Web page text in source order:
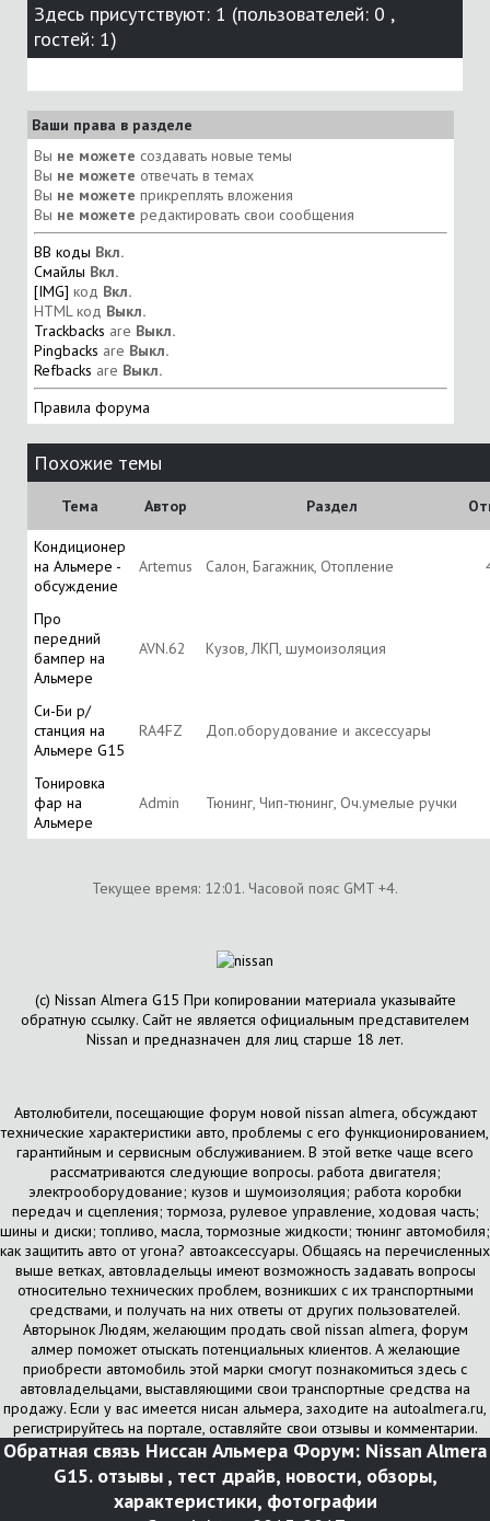
Здесь присутствуют: 1 (пользователей: 0 ,
гостей: 1)
Ваши права в разделе
Вы не можете создавать новые темы
Вы не можете отвечать в темах
Вы не можете прикреплять вложения
Вы не можете редактировать свои сообщения
BB коды Вкл.
Смайлы Вкл.
[IMG] код Вкл.
HTML код Выкл.
Trackbacks are Выкл.
Pingbacks are Выкл.
Refbacks are Выкл.
Правила форума
Похожие темы
Тема Автор Раздел
Кондиционер
на Альмере -
обсуждение
Artemus Салон, Багажник, Отопление
Про
передний
бампер на
Альмере
AVN.62 Кузов, ЛКП, шумоизоляция
Си-Би р/
станция на
Альмере G15
RA4FZ Доп.оборудование и аксессуары
Тонировка
фар на
Альмере
Аdmin Тюнинг, Чип-тюнинг, Оч.умелые ручки
Текущее время: 12:01. Часовой пояс GMT +4.
(с) Nissan Almera G15 При копировании материала указывайте
обратную ссылку. Сайт не является официальным представителем
Nissan и предназначен для лиц старше 18 лет.
Автолюбители, посещающие форум новой nissan almera, обсуждают
технические характеристики авто, проблемы с его функционированием,
гарантийным и сервисным обслуживанием. В этой ветке чаще всего
рассматриваются следующие вопросы. работа двигателя;
электрооборудование; кузов и шумоизоляция; работа коробки
передач и сцепления; тормоза, рулевое управление, ходовая часть;
шины и диски; топливо, масла, тормозные жидкости; тюнинг автомобиля;
как защитить авто от угона? автоаксессуары. Общаясь на перечисленных
выше ветках, автовладельцы имеют возможность задавать вопросы
относительно технических проблем, возникших с их транспортными
средствами, и получать на них ответы от других пользователей.
Авторынок Людям, желающим продать свой nissan almera, форум
алмер поможет отыскать потенциальных клиентов. А желающие
приобрести автомобиль этой марки смогут познакомиться здесь с
автовладельцами, выставляющими свои транспортные средства на
продажу. Если у вас имеется нисан альмера, заходите на autoalmera.ru,
регистрируйтесь на портале, оставляйте свои отзывы и комментарии.
Обратная связь Ниссан Альмера Форум: Nissan Almera
G15. отзывы , тест драйв, новости, обзоры,
характеристики, фотографии